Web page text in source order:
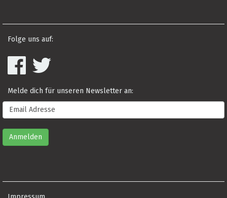
Folge uns auf:
Melde dich für unseren Newsletter an: